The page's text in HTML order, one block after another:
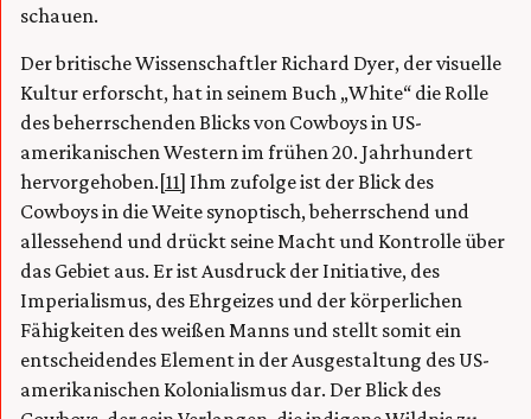
schauen.
Der britische Wissenschaftler Richard Dyer, der visuelle
Kultur erforscht, hat in seinem Buch „White“ die Rolle
des beherrschenden Blicks von Cowboys in US-
amerikanischen Western im frühen 20. Jahrhundert
hervorgehoben.[11] Ihm zufolge ist der Blick des
Cowboys in die Weite synoptisch, beherrschend und
allessehend und drückt seine Macht und Kontrolle über
das Gebiet aus. Er ist Ausdruck der Initiative, des
Imperialismus, des Ehrgeizes und der körperlichen
Fähigkeiten des weißen Manns und stellt somit ein
entscheidendes Element in der Ausgestaltung des US-
amerikanischen Kolonialismus dar. Der Blick des